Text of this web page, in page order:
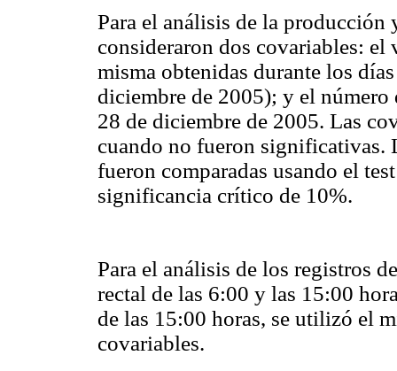
Para el análisis de la producción
consideraron dos covariables: el
misma obtenidas durante los
diciembre de 2005); y el número
28 de diciembre de 2005. Las
cuando no fueron significativas.
fueron comparadas usando el
significancia crítico de 10%.
Para el análisis de los registros
rectal de las 6:00 y las 15:00
de las 15:00 horas, se utilizó el
covariables.